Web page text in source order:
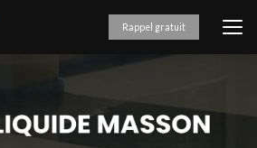
Rappel gratuit